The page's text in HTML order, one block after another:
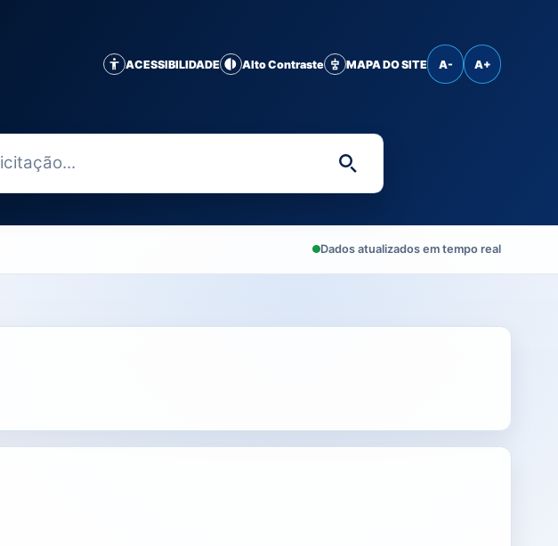
ACESSIBILIDADE Alto Contraste MAPA DO SITE A- A+
Digite uma palavra-
Dados atualizados em tempo real